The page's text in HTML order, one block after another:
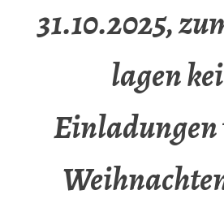
31.10.2025,
lagen
Einladungen